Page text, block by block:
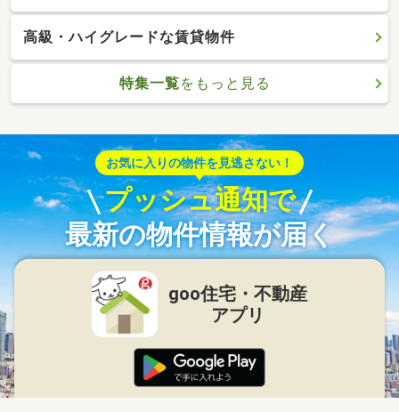
高級・ハイグレードな賃貸物件
特集一覧をもっと見る
お気に入りの物件を見逃さない！
プッシュ通知で
最新の物件情報が届く
goo住宅・不動産
アプリ